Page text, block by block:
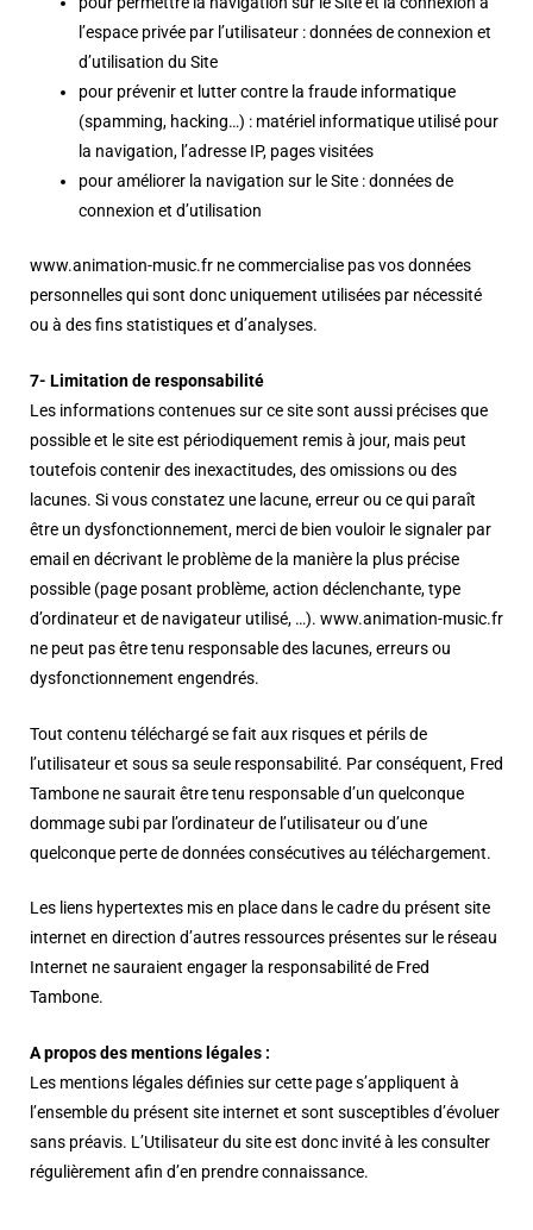
l’espace privée par l’utilisateur : données de connexion et
d’utilisation du Site
pour prévenir et lutter contre la fraude informatique
(spamming, hacking…) : matériel informatique utilisé pour
la navigation, l’adresse IP, pages visitées
pour améliorer la navigation sur le Site : données de
connexion et d’utilisation
www.animation-music.fr ne commercialise pas vos données
personnelles qui sont donc uniquement utilisées par nécessité
ou à des fins statistiques et d’analyses.
7- Limitation de responsabilité
Les informations contenues sur ce site sont aussi précises que
possible et le site est périodiquement remis à jour, mais peut
toutefois contenir des inexactitudes, des omissions ou des
lacunes. Si vous constatez une lacune, erreur ou ce qui paraît
être un dysfonctionnement, merci de bien vouloir le signaler par
email en décrivant le problème de la manière la plus précise
possible (page posant problème, action déclenchante, type
d’ordinateur et de navigateur utilisé, …). www.animation-music.fr
ne peut pas être tenu responsable des lacunes, erreurs ou
dysfonctionnement engendrés.
Tout contenu téléchargé se fait aux risques et périls de
l’utilisateur et sous sa seule responsabilité. Par conséquent, Fred
Tambone ne saurait être tenu responsable d’un quelconque
dommage subi par l’ordinateur de l’utilisateur ou d’une
quelconque perte de données consécutives au téléchargement.
Les liens hypertextes mis en place dans le cadre du présent site
internet en direction d’autres ressources présentes sur le réseau
Internet ne sauraient engager la responsabilité de Fred
Tambone.
A propos des mentions légales :
Les mentions légales définies sur cette page s’appliquent à
l’ensemble du présent site internet et sont susceptibles d’évoluer
sans préavis. L’Utilisateur du site est donc invité à les consulter
régulièrement afin d’en prendre connaissance.